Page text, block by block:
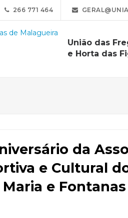
266 771 464
União das
e Horta das
da
e Cultural
e Fontanas